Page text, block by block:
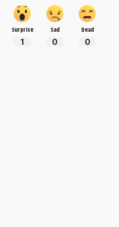
Surprise
1
Sad
0
Dead
0